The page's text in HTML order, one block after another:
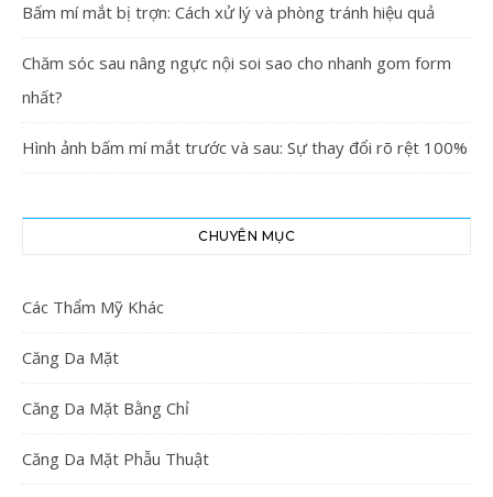
Bấm mí mắt bị trợn: Cách xử lý và phòng tránh hiệu quả
Chăm sóc sau nâng ngực nội soi sao cho nhanh gom form
nhất?
Hình ảnh bấm mí mắt trước và sau: Sự thay đổi rõ rệt 100%
CHUYÊN MỤC
Các Thẩm Mỹ Khác
Căng Da Mặt
Căng Da Mặt Bằng Chỉ
Căng Da Mặt Phẫu Thuật